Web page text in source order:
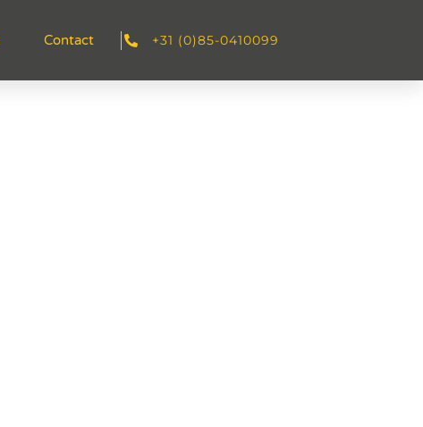
Contact +31 (0)85-0410099